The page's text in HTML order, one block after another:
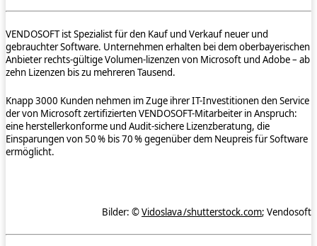
VENDOSOFT ist Spezialist für den Kauf und Verkauf neuer und
gebrauchter Software. Unternehmen erhalten bei dem oberbayerischen
Anbieter rechts-gültige Volumen-lizenzen von Microsoft und Adobe – ab
zehn Lizenzen bis zu mehreren Tausend.
Knapp 3000 Kunden nehmen im Zuge ihrer IT-Investitionen den Service
der von Microsoft zertifizierten VENDOSOFT-Mitarbeiter in Anspruch:
eine herstellerkonforme und Audit-sichere Lizenzberatung, die
Einsparungen von 50 % bis 70 % gegenüber dem Neupreis für Software
ermöglicht.
Bilder: ©Vidoslava /shutterstock.com; Vendosoft